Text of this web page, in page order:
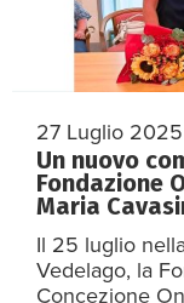
27 Luglio 2025
Un nuovo
Fondazione
Maria
Il 25 luglio
Vedelago, la
Concezione